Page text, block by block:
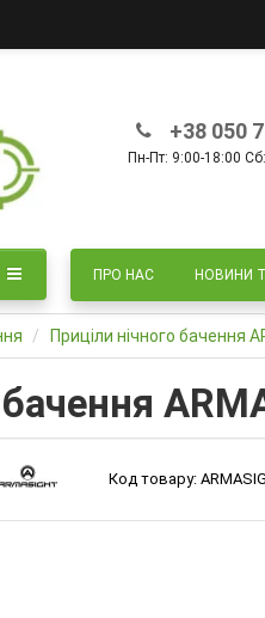
+38 050
Пн-Пт: 9:00-18:00
ПРО НАС НОВИНИ
Приціли нічного бачення
Код товару: